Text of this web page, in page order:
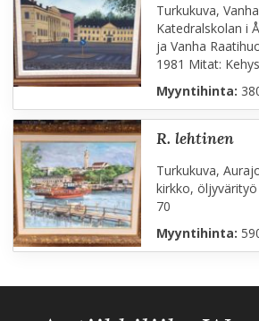
Turkukuva,
Katedralskolan i
ja Vanha
1981 Mitat:
Myyntihinta:
r. lehtinen
Turkukuva,
kirkko,
70
Myyntihinta: